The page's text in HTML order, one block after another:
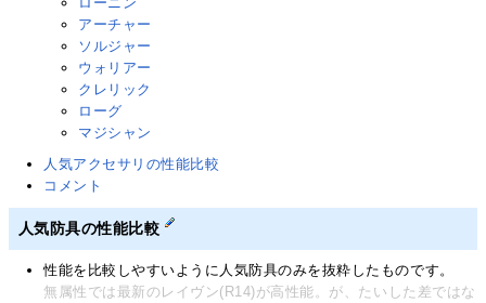
アーチャー
ソルジャー
ウォリアー
クレリック
ローグ
マジシャン
人気アクセサリの性能比較
コメント
人気防具の性能比較
性能を比較しやすいように人気防具のみを抜粋したものです。
無属性では最新のレイヴン(R14)が高性能。が、たいした差ではな